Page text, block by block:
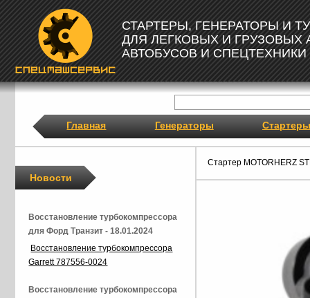
СТАРТЕРЫ, ГЕНЕРАТОРЫ И
ДЛЯ ЛЕГКОВЫХ И ГРУЗОВЫХ
АВТОБУСОВ И СПЕЦТЕХНИКИ
Главная Генераторы Стартеры
Стартер MOTORHERZ
Новости
Восстановление турбокомпрессора
для Форд Транзит - 18.01.2024
Восстановление турбокомпрессора
Garrett 787556-0024
Восстановление турбокомпрессора